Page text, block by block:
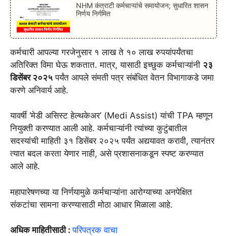
NHM कंत्राटी कर्मचाऱ्यांचे समायोजन; सुधारित शासन
निर्णय निर्गमित
कर्मचारी आपल्या गरजेनुसार १ लाख ते १० लाख रुपयांपर्यंतचा
अतिरिक्त विमा घेऊ शकतात. मात्र, यासाठी इच्छुक कर्मचाऱ्यांनी २३
डिसेंबर २०२५ पर्यंत आपले संमती पत्र संबंधित वेतन विभागाकडे जमा
करणे अनिवार्य आहे.
यावर्षी ‘मेडी असिस्ट हेल्थकेअर’ (Medi Assist) यांची TPA म्हणून
नियुक्ती करण्यात आली आहे. कर्मचाऱ्यांनी त्यांच्या कुटुंबातील
सदस्यांची माहिती ३१ डिसेंबर २०२५ पर्यंत अद्ययावत करावी, त्यानंतर
त्यात बदल करता येणार नाही, असे प्रशासनाकडून स्पष्ट करण्यात
आले आहे.
महापारेषणच्या या निर्णयामुळे कर्मचाऱ्यांना आरोग्याच्या अनपेक्षित
संकटांचा सामना करण्यासाठी मोठा आधार मिळाला आहे.
अधिक माहितीसाठी :परिपत्रक वाचा